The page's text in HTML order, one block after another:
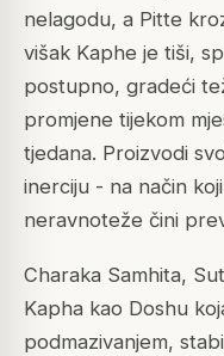
nelagodu, a Pitte
višak Kaphe je tiši,
postupno, gradeći
promjene tijekom
tjedana. Proizvodi
inerciju - na način
neravnoteže čini
Charaka Samhita,
Kapha kao Doshu
podmazivanjem,